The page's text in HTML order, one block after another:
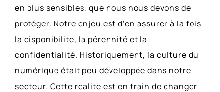
en plus sensibles, que nous nous devons de
protéger. Notre enjeu est d’en assurer à la fois
la disponibilité, la pérennité et la
confidentialité. Historiquement, la culture du
numérique était peu développée dans notre
secteur. Cette réalité est en train de changer